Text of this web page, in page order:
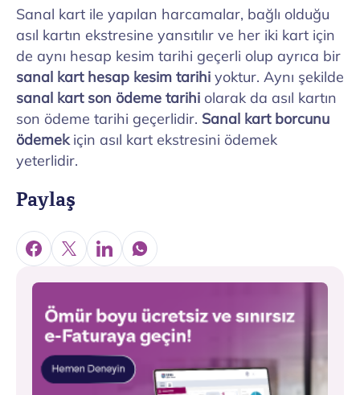
Sanal kart ile yapılan harcamalar, bağlı olduğu
asıl kartın ekstresine yansıtılır ve her iki kart için
de aynı hesap kesim tarihi geçerli olup ayrıca bir
sanal kart hesap kesim tarihi yoktur. Aynı şekilde
sanal kart son ödeme tarihi olarak da asıl kartın
son ödeme tarihi geçerlidir. Sanal kart borcunu
ödemekiçin asıl kart ekstresini ödemek
yeterlidir.
Paylaş